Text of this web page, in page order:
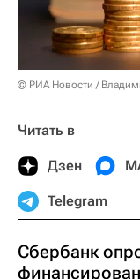
© РИА Новости /
Читать в
Дзен
Telegram
Сбербанк